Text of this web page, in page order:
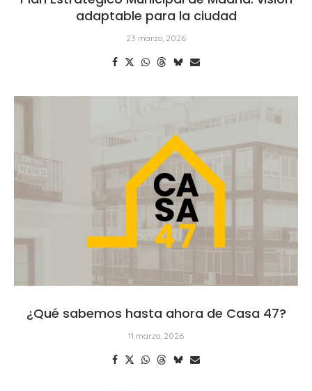
adaptable para la ciudad
23 marzo, 2026
¿Qué sabemos hasta ahora de Casa 47?
11 marzo, 2026